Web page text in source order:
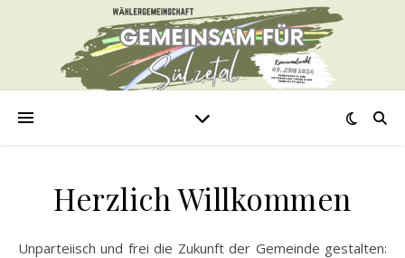
Herzlich Willkommen
Unparteiisch und frei die Zukunft der Gemeinde gestalten: